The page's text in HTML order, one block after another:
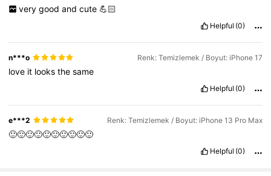
very good and cute 💪🏻
Helpful (0)
n***o Renk: Temizlemek / Boyut: iPhone 17
love it looksthesame
Helpful (0)
e***2 Renk: Temizlemek / Boyut: iPhone 13 Pro Max
🙂🙂🙂🙂🙂🙂🙂🙂🙂🙂
Helpful (0)